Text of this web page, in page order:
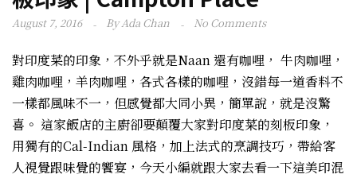
August 7, 2016 ByAda Chan No Comments
對印度菜的印象，不外乎就是Naan 還有咖哩， 牛肉咖哩，
雞肉咖哩，羊肉咖哩，各式各樣的咖哩，沒錯每一道香料不
一樣都風味不一，但感覺都大同小異，簡單說，就是沒驚
喜。 這家飯店的主廚卻要顛覆大家對印度菜的刻板印象，
用獨有的Cal-Indian 風格，加上法式的烹調技巧，帶給客
人視覺跟味覺的饗宴，今天小編就跟大家去看一下這美印混